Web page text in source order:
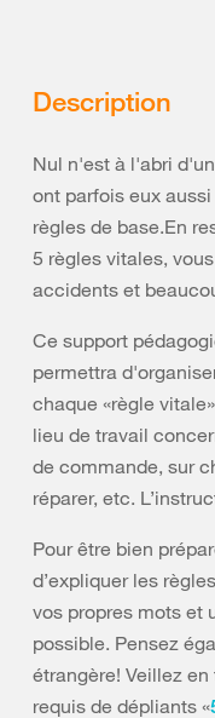
Description
Nul n'est à l'abri
ont parfois eux
règles de base.En
5 règles vitales,
accidents et
Ce support
permettra
chaque «règle
lieu de travail
de commande, sur
réparer, etc.
Pour être bien
d’expliquer les
vos propres mots et
possible. Pensez
étrangère! Veillez
requis de dépliants «